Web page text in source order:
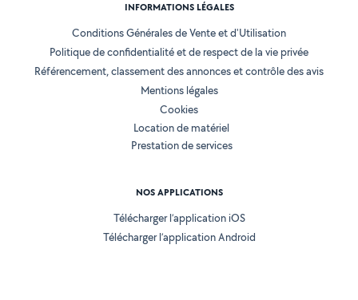
INFORMATIONS LÉGALES
Conditions Générales de Vente et d'Utilisation
Politique de confidentialité et de respect de la vie privée
Référencement, classement des annonces et contrôle des avis
Mentions légales
Cookies
Location de matériel
Prestation de services
NOS APPLICATIONS
Télécharger l’application iOS
Télécharger l’application Android